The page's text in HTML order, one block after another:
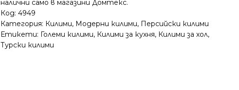
налични само в магазини Домтекс.
Код:4949
Категория: Килими, Модерни килими, Персийски килими
Етикети: Големи килими, Килими за кухня, Килими за хол,
Турски килими